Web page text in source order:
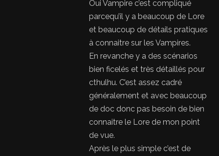
Oui Vampire c’est compliqué
parcequ’il y a beaucoup de Lore
et beaucoup de détails pratiques
à connaitre sur les Vampires.
En revanche y a des scénarios
bien ficelés et très détaillés pour
cthulhu. C’est assez cadré
généralement et avec beaucoup
de doc donc pas besoin de bien
connaitre le Lore de mon point
de vue.
Après le plus simple c’est de